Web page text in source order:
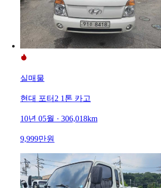
실매물
현대 포터2 1톤 카고
10년 05월 · 306,018km
9,999만원